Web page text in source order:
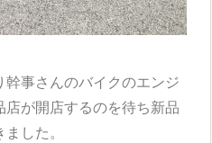
事さんのバイクのエンジ
が開店するのを待ち新品
した。